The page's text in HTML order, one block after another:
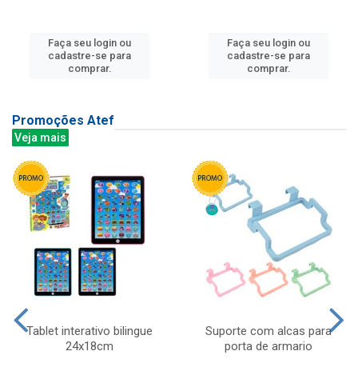
Faça seu login ou
cadastre-se para
comprar.
Faça seu login ou
cadastre-se para
comprar.
Promoções Atef
Veja mais
Tablet interativo bilingue
24x18cm
Suporte com alcas para
porta de armario